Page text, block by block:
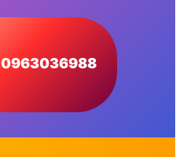
0963036988